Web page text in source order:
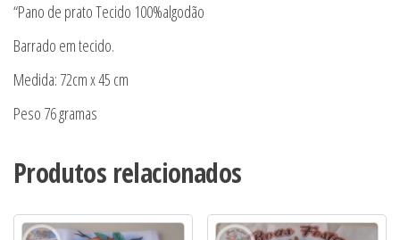
“Pano de prato Tecido 100%algodão
Barrado em tecido.
Medida: 72cm x 45 cm
Peso 76 gramas
Produtos relacionados